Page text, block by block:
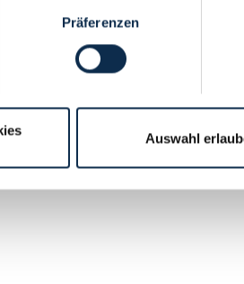
Präferenzen
Auswahl